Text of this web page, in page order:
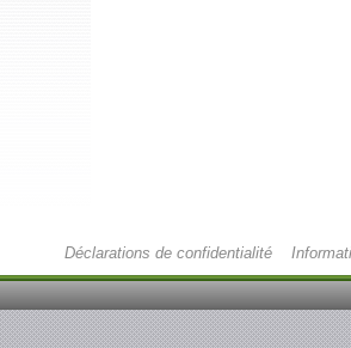
Déclarations de confidentialité